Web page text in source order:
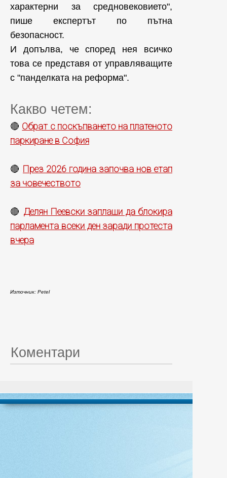
характерни за средновековието",
пише експертът по пътна
безопасност.
И допълва, че според нея всичко
това се представя от управляващите
с "панделката на реформа".
Какво четем:
🔴 Обрат с поскъпването на платеното
паркиране в София
🔴 През 2026 година започва нов етап
за човечеството
🔴 Делян Пеевски заплаши да блокира
парламента всеки ден заради протеста
вчера
Източник: Petel
Коментари